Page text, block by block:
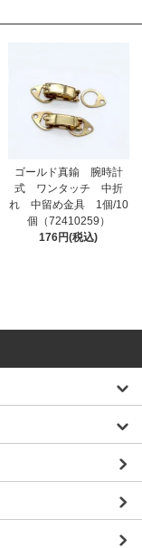
ゴールド真鍮 腕時計
式 ワンタッチ 中折
れ 中留め金具 1個/10
個（72410259）
176円(税込)